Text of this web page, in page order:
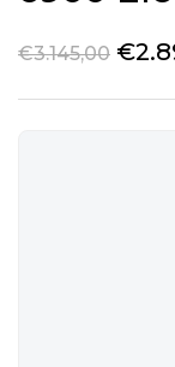
€3.145,00 €